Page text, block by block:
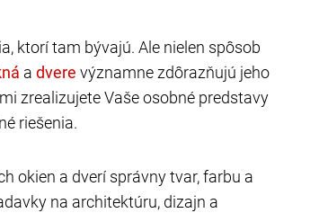
ktorí tam bývajú. Ale nielen spôsob
a
významne zdôrazňujú jeho
zrealizujete Vaše osobné predstavy
riešenia.
okien a dverí správny tvar, farbu a
na architektúru, dizajn a